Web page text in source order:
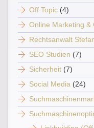
Off Topic (4)
Online Marketing &
Rechtsanwalt
SEO Studien (7)
Sicherheit (7)
Social Media (24)